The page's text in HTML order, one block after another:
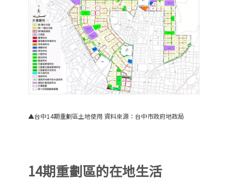
▲台中14期重劃區土地使用 資料來源：台中市政府地政局
14期重劃區的在地生活